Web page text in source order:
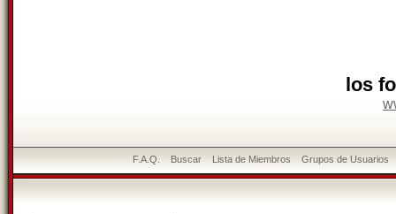
los
F.A.Q. Buscar Lista de Miembros Grupos de Usuarios